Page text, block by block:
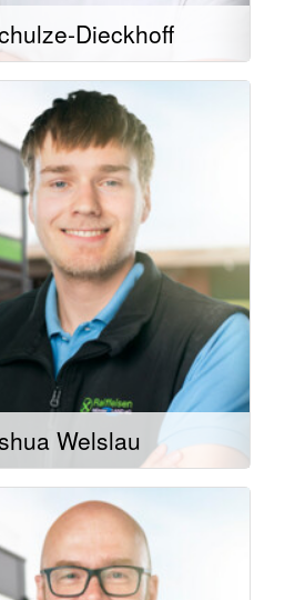
Dieckhoff
Welslau
Mail schreiben
9321-32
9321-20